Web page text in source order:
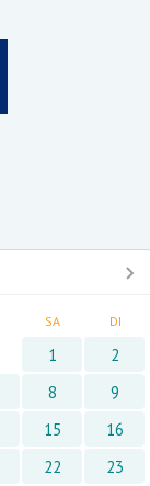
SA DI
1
2
8
9
15
16
22
23